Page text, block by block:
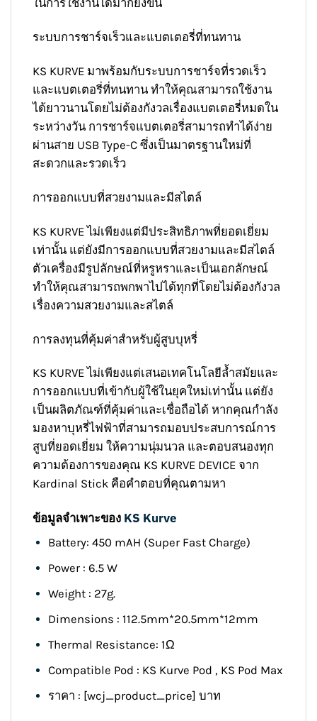
ในการใช้งานได้มากยิ่งขึ้น
ระบบการชาร์จเร็วและแบตเตอรี่ที่ทนทาน
KS KURVE มาพร้อมกับระบบการชาร์จที่รวดเร็ว
และแบตเตอรี่ที่ทนทาน ทำให้คุณสามารถใช้งาน
ได้ยาวนานโดยไม่ต้องกังวลเรื่องแบตเตอรี่หมดใน
ระหว่างวัน การชาร์จแบตเตอรี่สามารถทำได้ง่าย
ผ่านสาย USB Type-C ซึ่งเป็นมาตรฐานใหม่ที่
สะดวกและรวดเร็ว
การออกแบบที่สวยงามและมีสไตล์
KS KURVE ไม่เพียงแต่มีประสิทธิภาพที่ยอดเยี่ยม
เท่านั้น แต่ยังมีการออกแบบที่สวยงามและมีสไตล์
ตัวเครื่องมีรูปลักษณ์ที่หรูหราและเป็นเอกลักษณ์
ทำให้คุณสามารถพกพาไปได้ทุกที่โดยไม่ต้องกังวล
เรื่องความสวยงามและสไตล์
การลงทุนที่คุ้มค่าสำหรับผู้สูบบุหรี่
KS KURVE ไม่เพียงแต่เสนอเทคโนโลยีล้ำสมัยและ
การออกแบบที่เข้ากับผู้ใช้ในยุคใหม่เท่านั้น แต่ยัง
เป็นผลิตภัณฑ์ที่คุ้มค่าและเชื่อถือได้ หากคุณกำลัง
มองหาบุหรี่ไฟฟ้าที่สามารถมอบประสบการณ์การ
สูบที่ยอดเยี่ยม ให้ความนุ่มนวล และตอบสนองทุก
ความต้องการของคุณ KS KURVE DEVICE จาก
Kardinal Stick คือคำตอบที่คุณตามหา
ข้อมูลจำเพาะของ KS Kurve
Battery: 450 mAH (Super Fast Charge)
Power : 6.5 W
Weight : 27g.
Dimensions : 112.5mm*20.5mm*12mm
Thermal Resistance: 1Ω
Compatible Pod : KS Kurve Pod , KS Pod Max
ราคา : [wcj_product_price] บาท